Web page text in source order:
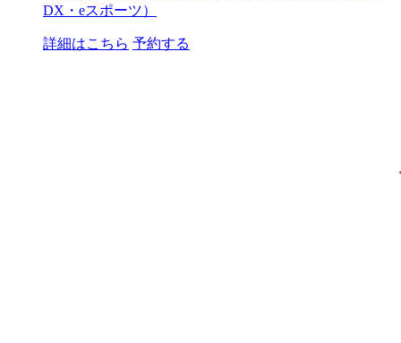
DX・eスポーツ）
詳細はこちら 予約する